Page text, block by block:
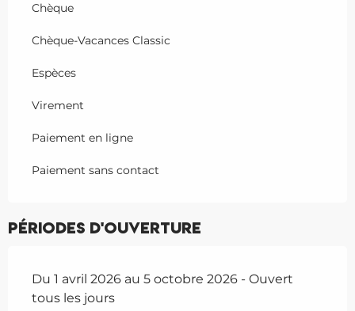
Chèque
Chèque-Vacances Classic
Espèces
Virement
Paiement en ligne
Paiement sans contact
Périodes d'ouverture
Du 1 avril 2026 au 5 octobre 2026 - Ouvert
tous les jours